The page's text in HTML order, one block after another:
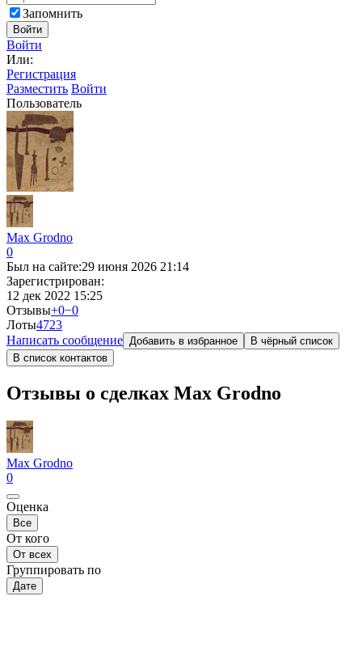
Запомнить
Войти
Войти
Или:
Регистрация
Разместить Войти
Пользователь
Max Grodno
0
Был на сайте:29 июня 2026 21:14
Зарегистрирован:
12 дек 2022 15:25
Отзывы+0−0
Лоты4723
Написать сообщение Добавить в избранное
В чёрный список
В список контактов
Отзывы о сделках Max Grodno
Max Grodno
0
Оценка
Все
От кого
От всех
Группировать по
Дате